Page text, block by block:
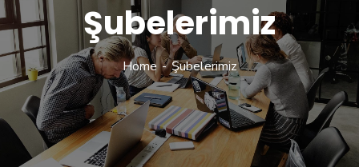
Şubelerimiz
Home Şubelerimiz